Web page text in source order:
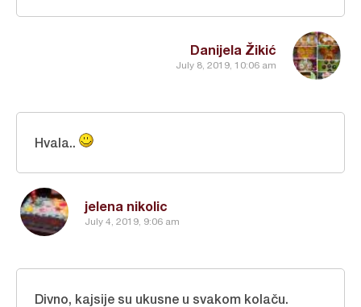
Danijela Žikić
July 8, 2019, 10:06 am
jelena nikolic
July 4, 2019, 9:06 am
Hvala..
Divno, kajsije su ukusne u svakom kolaču.